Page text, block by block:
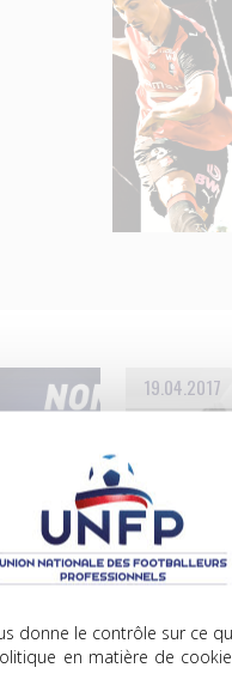
donne le contrôle sur ce
en matière de
LE
19.04.2017
du mois